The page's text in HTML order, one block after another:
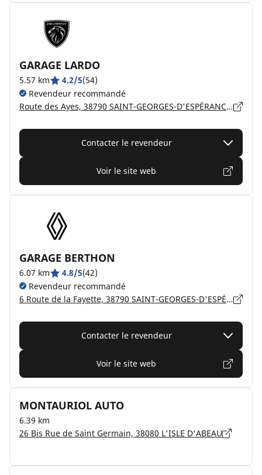
GARAGE LARDO
5.57 km 4.2/5(54)
Revendeur recommandé
Route des Ayes, 38790 SAINT-GEORGES-D'ESPÉRANCHE
Contacter le revendeur
Voir le site web
GARAGE BERTHON
6.07 km 4.8/5(42)
Revendeur recommandé
6 Route de la Fayette, 38790 SAINT-GEORGES-D'ESPÉRANCHE
Contacter le revendeur
Voir le site web
MONTAURIOL AUTO
6.39 km
26 Bis Rue de Saint Germain, 38080 L'ISLE D'ABEAU